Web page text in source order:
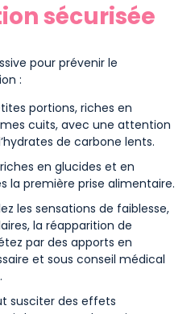
sécurisée
pour prévenir le
:
portions, riches en
cuits, avec une attention
de carbone lents.
en glucides et en
la première prise alimentaire.
les sensations de faiblesse,
la réapparition de
par des apports en
et sous conseil médical
susciter des effets